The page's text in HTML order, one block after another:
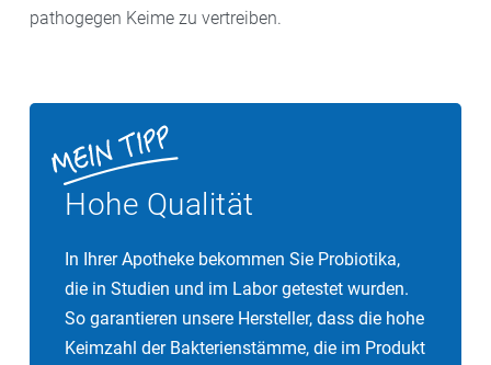
dann sollte man den Deckel fest zuschrauben und
-Grundsätzlich gilt: Je länger man das Fermentierte
stehen lässt, desto weicher und saurer werden
pathogegen Keime zu vertreiben.
Hohe Qualität
In Ihrer Apotheke bekommen Sie Probiotika,
die in Studien und im Labor getestet wurden.
So garantieren unsere Hersteller, dass die hohe
Keimzahl der Bakterienstämme, die im Produkt